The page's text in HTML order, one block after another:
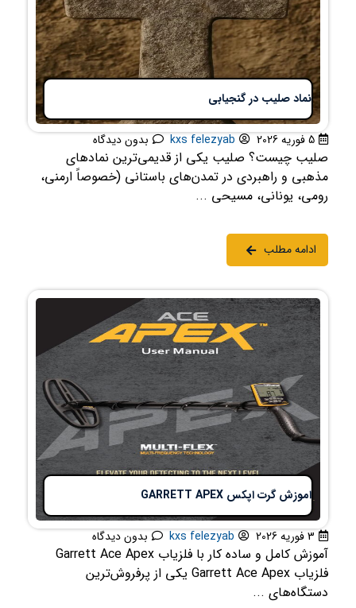
نماد صلیب در گنجیابی
5 فوریه 2026 kxs felezyab بدون دیدگاه
صلیب چیست؟ صلیب یکی از قدیمی‌ترین نمادهای
مذهبی و راهبردی در تمدن‌های باستانی (خصوصاً ارمنی،
رومی، یونانی، مسیحی ...
ادامه مطلب
اموزش گرت اپکس GARRETT APEX
3 فوریه 2026 kxs felezyab بدون دیدگاه
آموزش کامل و ساده کار با فلزیاب Garrett Ace Apex
فلزیاب Garrett Ace Apex یکی از پرفروش‌ترین
دستگاه‌های ...